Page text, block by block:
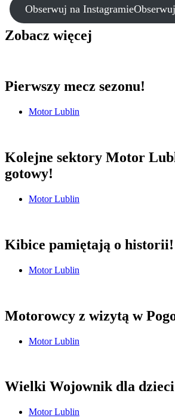
Obserwuj na Instagramie
Zobacz więcej
Pierwszy mecz sezonu!
Motor Lublin
Kolejne sektory Motor
gotowy!
Motor Lublin
Kibice pamiętają o historii!
Motor Lublin
Motorowcy z wizytą w
Motor Lublin
Wielki Wojownik dla
Motor Lublin